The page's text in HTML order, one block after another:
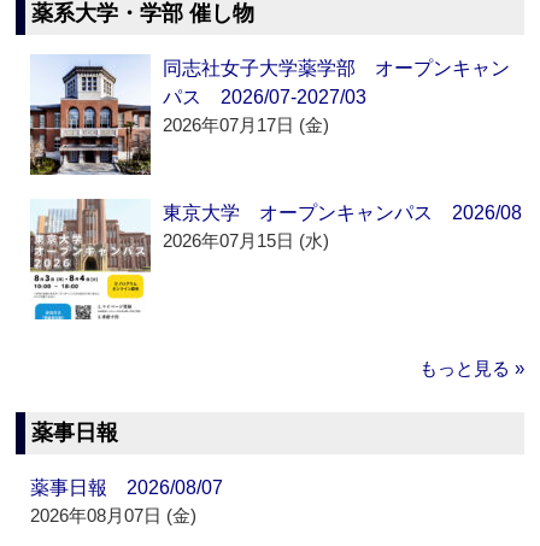
薬系大学・学部 催し物
同志社女子大学薬学部 オープンキャン
パス 2026/07-2027/03
2026年07月17日 (金)
東京大学 オープンキャンパス 2026/08
2026年07月15日 (水)
もっと見る »
薬事日報
薬事日報 2026/08/07
2026年08月07日 (金)